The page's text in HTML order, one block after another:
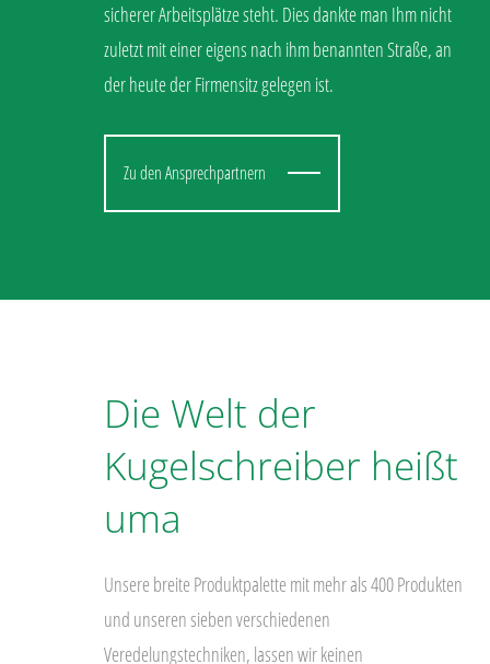
sicherer Arbeitsplätze steht. Dies dankte man Ihm nicht
zuletzt mit einer eigens nach ihm benannten Straße, an
der heute der Firmensitz gelegen ist.
Zu den Ansprechpartnern
Die Welt der
Kugelschreiber heißt
uma
Unsere breite Produktpalette mit mehr als 400 Produkten
und unseren sieben verschiedenen
Veredelungstechniken, lassen wir keinen